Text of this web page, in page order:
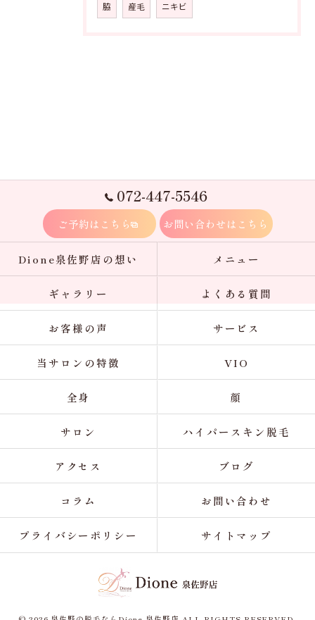
脇 産毛 ニキビ
072-447-5546
ご予約はこちら お問い合わせはこちら
Dione泉佐野店の想い メニュー
ギャラリー よくある質問
お客様の声 サービス
当サロンの特徴 VIO
全身 顔
サロン ハイパースキン脱毛
アクセス ブログ
コラム お問い合わせ
プライバシーポリシー サイトマップ